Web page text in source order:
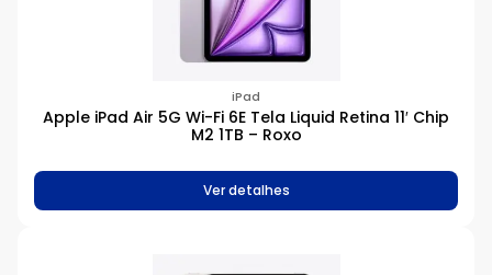
iPad
Apple iPad Air 5G Wi-Fi 6E Tela Liquid Retina 11′ Chip
M2 1TB – Roxo
Ver detalhes